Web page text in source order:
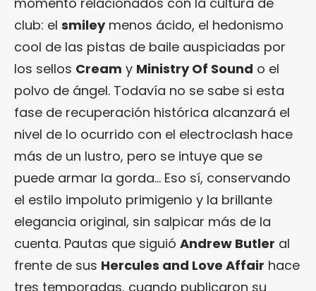
club: el smileymenos ácido, el hedonismo
cool de las pistas de baile auspiciadas por
los sellos Cream y Ministry Of Sound o el
polvo de ángel. Todavía no se sabe si esta
fase de recuperación histórica alcanzará el
nivel de lo ocurrido con el electroclash hace
más de un lustro, pero se intuye que se
puede armar la gorda… Eso sí, conservando
el estilo impoluto primigenio y la brillante
elegancia original, sin salpicar más de la
cuenta. Pautas que siguió Andrew Butler al
frente de sus Hercules and Love Affair hace
tres temporadas, cuando publicaron su